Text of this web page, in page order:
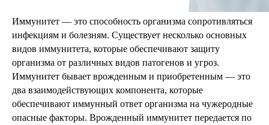
Иммунитет — это способность организма сопротивляться
инфекциям и болезням. Существует несколько основных
видов иммунитета, которые обеспечивают защиту
организма от различных видов патогенов и угроз.
Иммунитет бывает врожденным и приобретенным — это
два взаимодействующих компонента, которые
обеспечивают иммунный ответ организма на чужеродные
опасные факторы. Врожденный иммунитет передается по